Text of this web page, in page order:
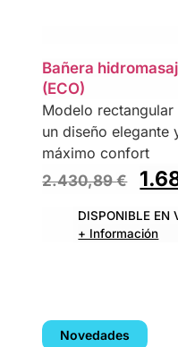
Bañera
(ECO)
Modelo
un diseño elegante
máximo confort
2.430,89€
DISPONIBLE EN
+ Información
Novedades